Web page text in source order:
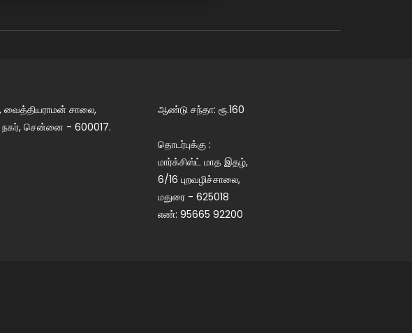
வைத்தியராமன் சாலை,
நகர், சென்னை - 600017.
ஆண்டு சந்தா: ரூ.160
தொடர்புக்கு :
மார்க்சிஸ்ட் மாத இதழ்,
6/16 புறவழிச்சாலை,
மதுரை - 625018
எண்: 95665 92200